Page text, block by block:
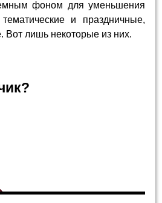
фоном для уменьшения
и праздничные,
Вот лишь некоторые из них.